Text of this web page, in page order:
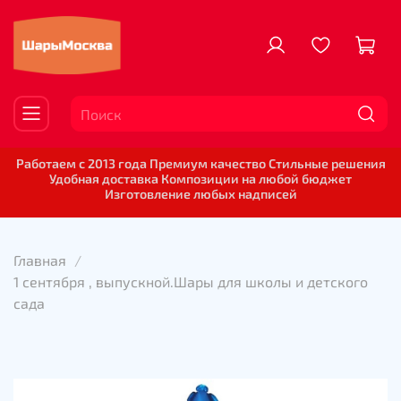
Работаем с 2013 года Премиум качество Стильные решения
Удобная доставка Композиции на любой бюджет
Изготовление любых надписей
Главная
1 сентября , выпускной.Шары для школы и детского
сада